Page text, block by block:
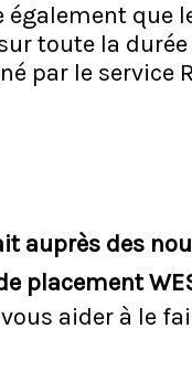
que
toute la
par le service
auprès des
placement
aider à le